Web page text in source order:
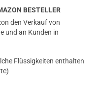
BESTELLER
den Verkauf von
und an Kunden in
Flüssigkeiten enthalten